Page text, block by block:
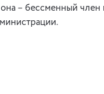
– бессменный